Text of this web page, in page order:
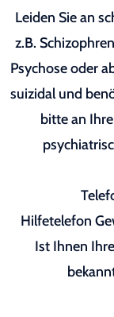
Leiden Sie an
z.B.
Psychose oder
suizidal und
bitte an
Hilfetelefon
Ist Ihnen